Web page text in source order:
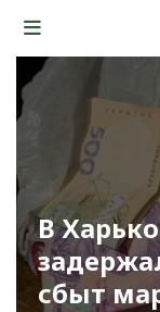
В
сбыт